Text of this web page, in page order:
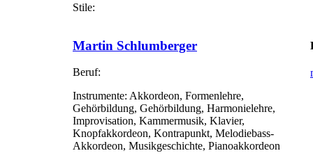
Stile:
Martin Schlumberger
Beruf:
Instrumente: Akkordeon, Formenlehre,
Gehörbildung, Gehörbildung, Harmonielehre,
Improvisation, Kammermusik, Klavier,
Knopfakkordeon, Kontrapunkt, Melodiebass-
Akkordeon, Musikgeschichte, Pianoakkordeon